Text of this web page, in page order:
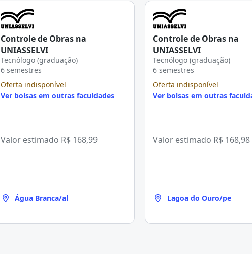
Controle de Obras na
UNIASSELVI
Tecnólogo (graduação)
6 semestres
Oferta indisponível
Ver bolsas em outras faculdades
Valor estimado R$ 168,99
Água Branca/al
Controle de Obras na
UNIASSELVI
Tecnólogo (graduação)
6 semestres
Oferta indisponível
Ver bolsas em outras
Valor estimado R$ 168,98
Lagoa do Ouro/pe